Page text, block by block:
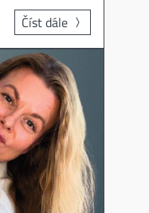
Číst dále